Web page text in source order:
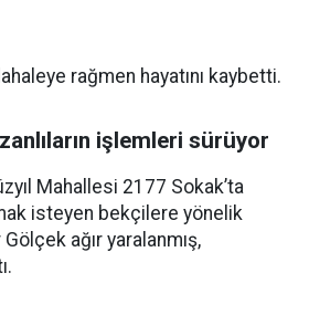
rağmen hayatını kaybetti.
işlemleri sürüyor
Mahallesi 2177 Sokak’ta
isteyen bekçilere yönelik
ağır yaralanmış,